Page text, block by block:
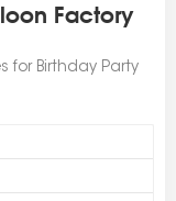
Factory
for Birthday Party